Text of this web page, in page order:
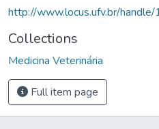
http://www.locus.ufv.br/
Collections
Medicina Veterinária
Full item page